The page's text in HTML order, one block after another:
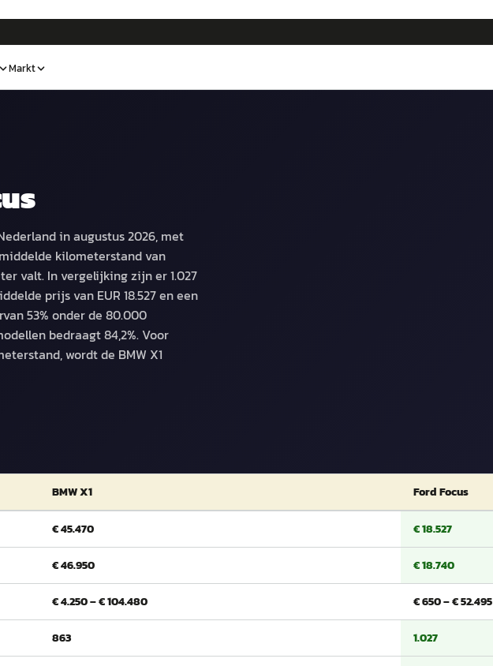
Markt
in augustus 2026, met
kilometerstand van
valt. In vergelijking zijn er 1.027
prijs van EUR 18.527 en een
53% onder de 80.000
bedraagt 84,2%. Voor
wordt de BMW X1
BMW X1 Ford Focus
€ 45.470 € 18.527
€ 46.950 € 18.740
€ 4.250 – € 104.480 € 650 – € 52.495
863 1.027